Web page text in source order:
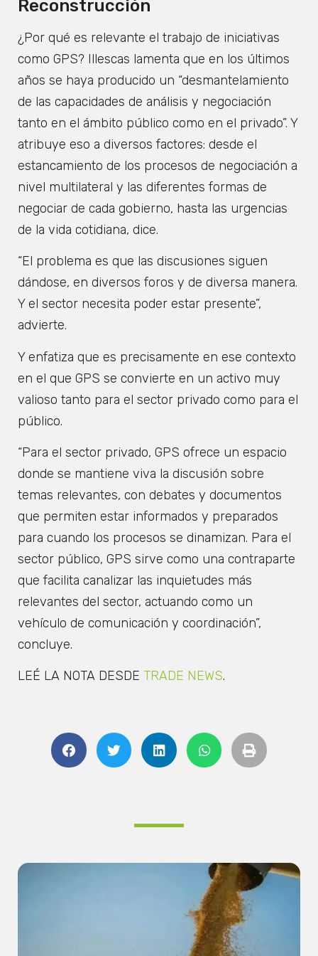
Reconstrucción
¿Por qué es relevante el trabajo de iniciativas
como GPS? Illescas lamenta que en los últimos
años se haya producido un “desmantelamiento
de las capacidades de análisis y negociación
tanto en el ámbito público como en el privado”. Y
atribuye eso a diversos factores: desde el
estancamiento de los procesos de negociación a
nivel multilateral y las diferentes formas de
negociar de cada gobierno, hasta las urgencias
de la vida cotidiana, dice.
“El problema es que las discusiones siguen
dándose, en diversos foros y de diversa manera.
Y el sector necesita poder estar presente”,
advierte.
Y enfatiza que es precisamente en ese contexto
en el que GPS se convierte en un activo muy
valioso tanto para el sector privado como para el
público.
“Para el sector privado, GPS ofrece un espacio
donde se mantiene viva la discusión sobre
temas relevantes, con debates y documentos
que permiten estar informados y preparados
para cuando los procesos se dinamizan. Para el
sector público, GPS sirve como una contraparte
que facilita canalizar las inquietudes más
relevantes del sector, actuando como un
vehículo de comunicación y coordinación”,
concluye.
LEÉ LA NOTA DESDE TRADE NEWS.